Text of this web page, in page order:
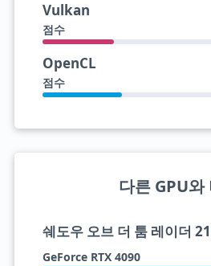
Vulkan
점수
OpenCL
점수
다른 GPU와
쉐도우 오브 더 툼 레이더
GeForce RTX 4090